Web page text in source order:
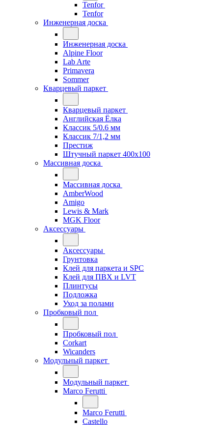
Tenfor
Tenfor
Инженерная доска
Инженерная доска
Alpine Floor
Lab Arte
Primavera
Sommer
Кварцевый паркет
Кварцевый паркет
Английская Ёлка
Классик 5/0.6 мм
Классик 7/1,2 мм
Престиж
Штучный паркет 400x100
Массивная доска
Массивная доска
AmberWood
Amigo
Lewis & Mark
MGK Floor
Аксессуары
Аксессуары
Грунтовка
Клей для паркета и SPC
Клей для ПВХ и LVT
Плинтусы
Подложка
Уход за полами
Пробковый пол
Пробковый пол
Corkart
Wicanders
Модульный паркет
Модульный паркет
Marco Ferutti
Marco Ferutti
Castello